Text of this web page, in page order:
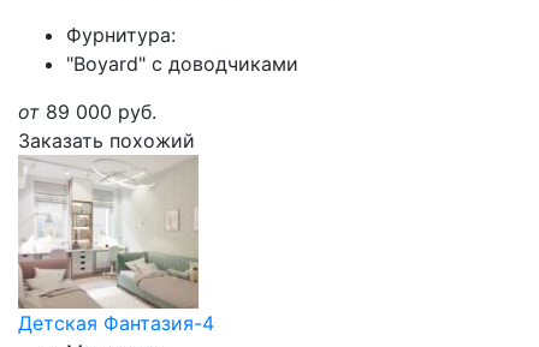
Фурнитура:
"Boyard" с доводчиками
от 89 000 руб.
Заказать похожий
Детская Фантазия-4